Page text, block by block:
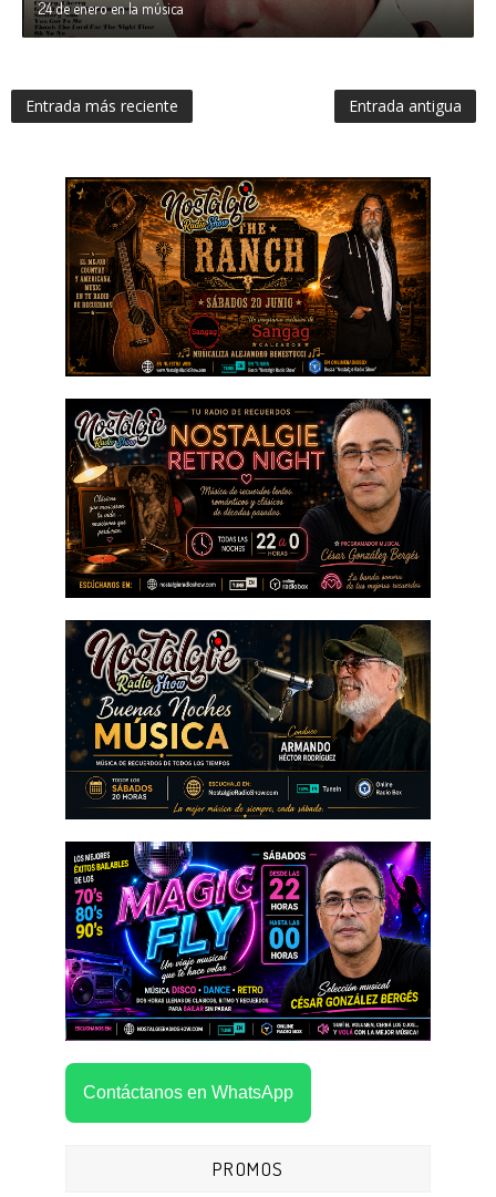
24 de enero en la música
Entrada más reciente Entrada antigua
Contáctanos en WhatsApp
PROMOS